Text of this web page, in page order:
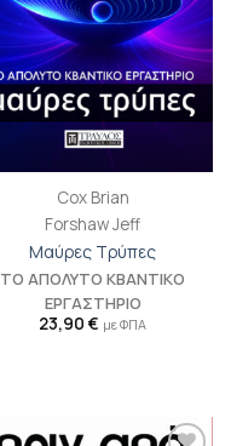
Cox Brian
Forshaw Jeff
Μαύρες Τρύπες
ΤΟ ΑΠΟΛΥΤΟ ΚΒΑΝΤΙΚΟ
ΕΡΓΑΣΤΗΡΙΟ
23,90 € με ΦΠΑ